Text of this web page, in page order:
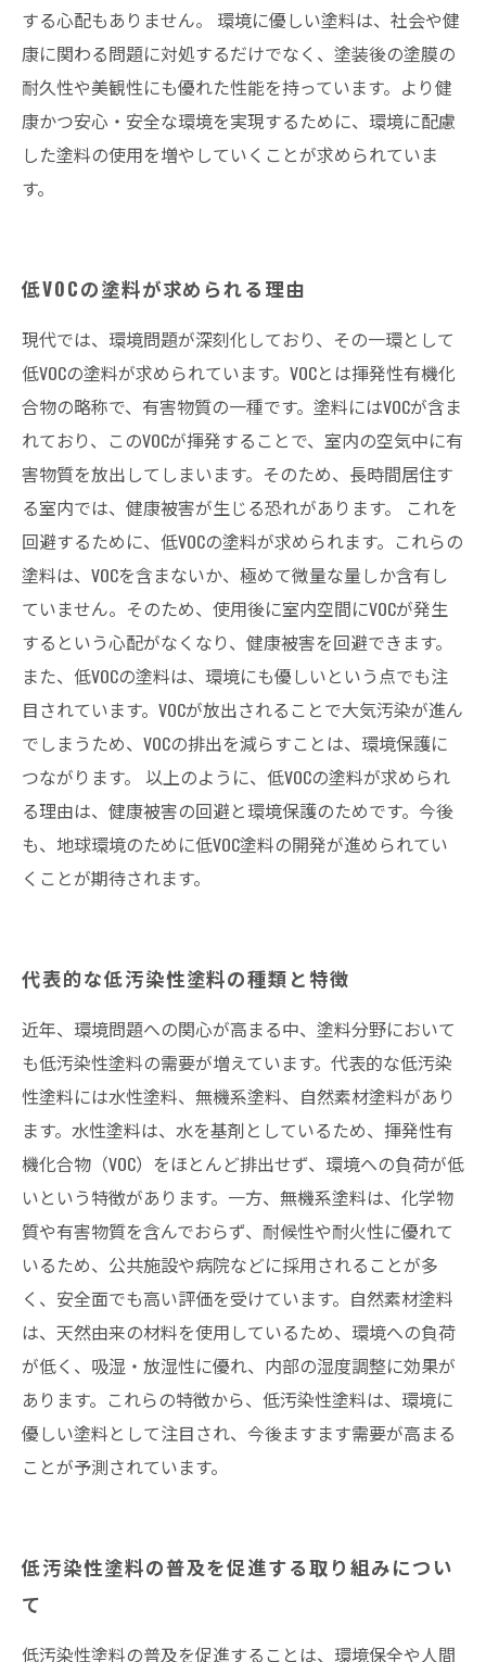
する心配もありません。 環境に優しい塗料は、社会や健
康に関わる問題に対処するだけでなく、塗装後の塗膜の
耐久性や美観性にも優れた性能を持っています。より健
康かつ安心・安全な環境を実現するために、環境に配慮
した塗料の使用を増やしていくことが求められていま
す。
低VOCの塗料が求められる理由
現代では、環境問題が深刻化しており、その一環として
低VOCの塗料が求められています。VOCとは揮発性有機化
合物の略称で、有害物質の一種です。塗料にはVOCが含ま
れており、このVOCが揮発することで、室内の空気中に有
害物質を放出してしまいます。そのため、長時間居住す
る室内では、健康被害が生じる恐れがあります。 これを
回避するために、低VOCの塗料が求められます。これらの
塗料は、VOCを含まないか、極めて微量な量しか含有し
ていません。そのため、使用後に室内空間にVOCが発生
するという心配がなくなり、健康被害を回避できます。
また、低VOCの塗料は、環境にも優しいという点でも注
目されています。VOCが放出されることで大気汚染が進ん
でしまうため、VOCの排出を減らすことは、環境保護に
つながります。 以上のように、低VOCの塗料が求められ
る理由は、健康被害の回避と環境保護のためです。今後
も、地球環境のために低VOC塗料の開発が進められてい
くことが期待されます。
代表的な低汚染性塗料の種類と特徴
近年、環境問題への関心が高まる中、塗料分野において
も低汚染性塗料の需要が増えています。代表的な低汚染
性塗料には水性塗料、無機系塗料、自然素材塗料があり
ます。水性塗料は、水を基剤としているため、揮発性有
機化合物（VOC）をほとんど排出せず、環境への負荷が低
いという特徴があります。一方、無機系塗料は、化学物
質や有害物質を含んでおらず、耐候性や耐火性に優れて
いるため、公共施設や病院などに採用されることが多
く、安全面でも高い評価を受けています。自然素材塗料
は、天然由来の材料を使用しているため、環境への負荷
が低く、吸湿・放湿性に優れ、内部の湿度調整に効果が
あります。これらの特徴から、低汚染性塗料は、環境に
優しい塗料として注目され、今後ますます需要が高まる
ことが予測されています。
低汚染性塗料の普及を促進する取り組みについ
て
低汚染性塗料の普及を促進することは、環境保全や人間